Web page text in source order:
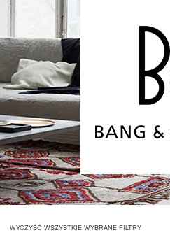
WYCZYŚĆ WSZYSTKIE WYBRANE FILTRY